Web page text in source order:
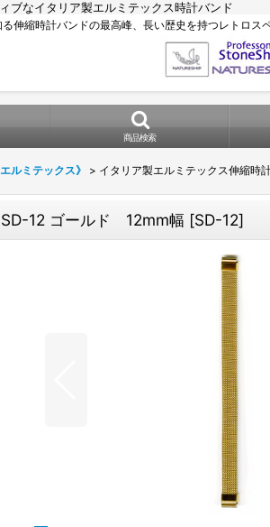
ブなイタリア製エルミテックス時計バンド
伸縮時計バンドの最高峰、長い歴史を持つレトロス
商品検索
ルミテックス》 > イタリア製エルミテックス伸縮
SD-12 ゴールド 12mm幅 [SD-12]